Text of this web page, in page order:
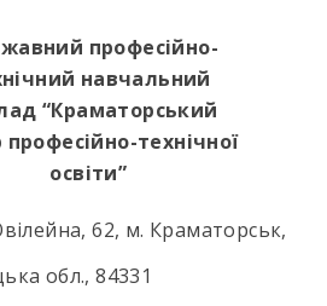
професійно-
навчальний
“Краматорський
технічної
освіти”
62, м. Краматорськ,
обл., 84331